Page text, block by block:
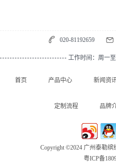
体的服装造型因为蓝宝石的存
020-81192659
工作时间：周一
首页 产品中心 新闻资
定制流程 品牌
Copyright ©2024 广州泰勒
粤ICP备